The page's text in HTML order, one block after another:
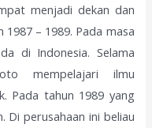
menjadi dekan dan
– 1989. Pada masa
di Indonesia. Selama
mempelajari ilmu
Pada tahun 1989 yang
Di perusahaan ini beliau